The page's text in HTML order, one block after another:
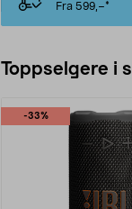
Fra 599,–*
Toppselgere i
-33%